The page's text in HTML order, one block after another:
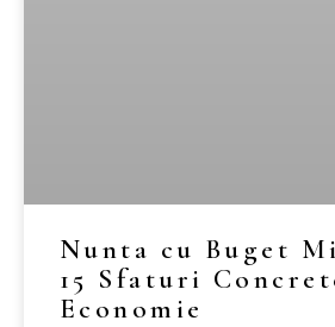
Nunta cu Buget
15 Sfaturi
Economie